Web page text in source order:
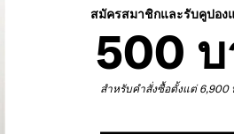
สมัครสมาชิกและรับคูปอง
500
สำหรับคำสั่งซื้อตั้งแต่ 6,900